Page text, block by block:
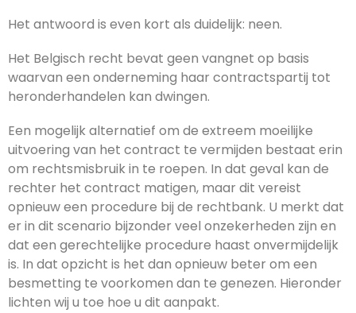
Het antwoord is even kort als duidelijk: neen.
Het Belgisch recht bevat geen vangnet op basis
waarvan een onderneming haar contractspartij tot
heronderhandelen kan dwingen.
Een mogelijk alternatief om de extreem moeilijke
uitvoering van het contract te vermijden bestaat erin
om rechtsmisbruik in te roepen. In dat geval kan de
rechter het contract matigen, maar dit vereist
opnieuw een procedure bij de rechtbank. U merkt dat
er in dit scenario bijzonder veel onzekerheden zijn en
dat een gerechtelijke procedure haast onvermijdelijk
is. In dat opzicht is het dan opnieuw beter om een
besmetting te voorkomen dan te genezen. Hieronder
lichten wij u toe hoe u dit aanpakt.